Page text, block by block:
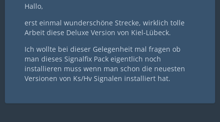
Hallo,
erst einmal wunderschöne Strecke, wirklich tolle
Arbeit diese Deluxe Version von Kiel-Lübeck.
Ich wollte bei dieser Gelegenheit mal fragen ob
man dieses Signalfix Pack eigentlich noch
installieren muss wenn man schon die neuesten
Versionen von Ks/Hv Signalen installiert hat.